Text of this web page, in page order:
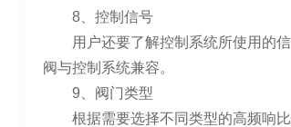
8、控制信号
用户还要了解控制系统所使用的信
阀与控制系统兼容。
9、阀门类型
根据需要选择不同类型的高频响比